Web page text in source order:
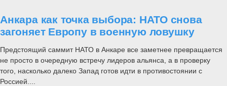
Анкара как точка выбора: НАТО снова
загоняет Европу в военную ловушку
Предстоящий саммит НАТО в Анкаре все заметнее превращается
не просто в очередную встречу лидеров альянса, а в проверку
того, насколько далеко Запад готов идти в противостоянии с
Россией....